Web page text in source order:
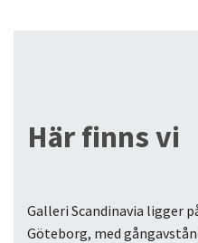
Här finns vi
Galleri Scandinavia ligger
Göteborg, med